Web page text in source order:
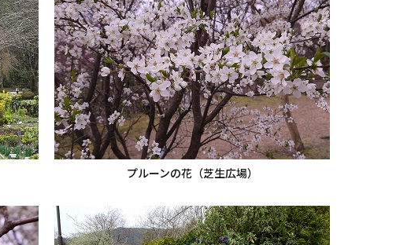
プルーンの花（芝生広場）